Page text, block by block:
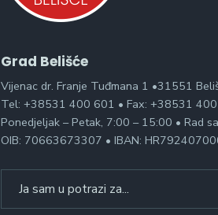
Grad Belišće
Vijenac dr. Franje Tuđmana 1 •31551
Tel: +38531 400 601 • Fax: +38531
Ponedjeljak – Petak, 7:00 – 15:00 • Rad
OIB: 70663673307 • IBAN: